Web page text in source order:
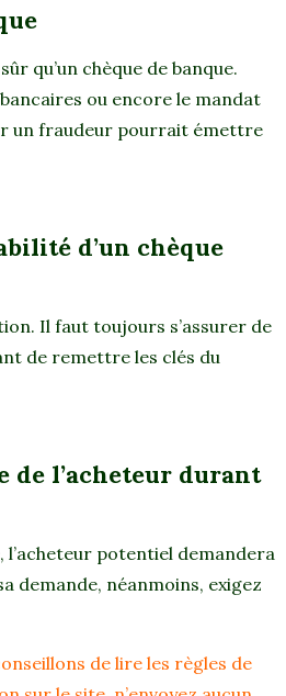
qu’un chèque de banque.
ou encore le mandat
un fraudeur pourrait émettre
d’un chèque
Il faut toujours s’assurer de
de remettre les clés du
de l’acheteur durant
l’acheteur potentiel demandera
demande, néanmoins, exigez
de lire les règles de